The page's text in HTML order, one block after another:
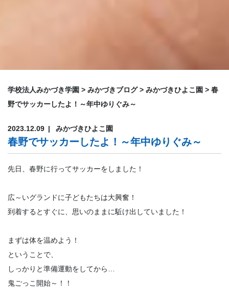
学校法人みかづき学園 > みかづきブログ> みかづきひよこ園 > 春
野でサッカーしたよ！～年中ゆりぐみ～
2023.12.09 みかづきひよこ園
春野でサッカーしたよ！～年中ゆりぐみ～
先日、春野に行ってサッカーをしました！
広～いグランドに子どもたちは大興奮！
到着するとすぐに、思いのままに駈け出していました！
まずは体を温めよう！
ということで、
しっかりと準備運動をしてから…
鬼ごっこ開始～！！